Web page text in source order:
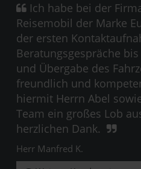
Ich habe bei der
Reisemobil der Marke
der ersten
Beratungsgespräche
und Übergabe des
freundlich und
hiermit Herrn Abel
Team ein großes Lob
herzlichen Dank.
Herr Manfred K.